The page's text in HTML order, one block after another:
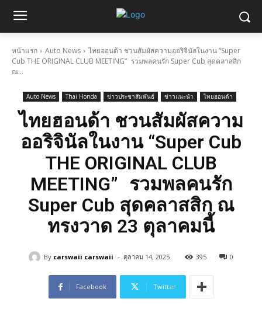
หน้าแรก Auto News
ไทยฮอนด้า ชวนสัมผัสความออริจินัลในงาน “Super
Cub THE ORIGINAL CLUB MEETING” รวมพลคนรัก Super Cub สุดคลาสสิก
ณ...
Auto News Thai Honda ข่าวประชาสัมพันธ์ ข่าวแนะนำ ไทยฮอนด้า
ไทยฮอนด้า ชวนสัมผัสความ
ออริจินัลในงาน “Super Cub
THE ORIGINAL CLUB
MEETING” รวมพลคนรัก
Super Cub สุดคลาสสิก ณ
ทรงวาด 23 ตุลาคมนี้
By carswaii carswaii - ตุลาคม 14, 2025 395 0
Facebook Twitter